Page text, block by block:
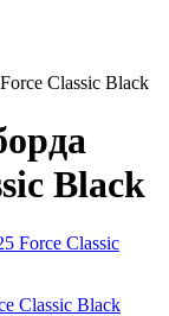
Classic Black
Black